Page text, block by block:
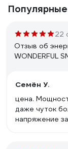
22
Отзыв об
WONDERFUL
Семён У.
цена.
даже чуток
напряжение завышенное.